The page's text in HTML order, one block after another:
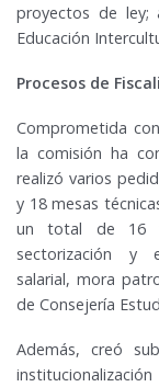
proyectos de
Educación
Procesos de
Comprometida
la comisión ha
realizó varios
y 18 mesas
un total de 16
sectorización y
salarial, mora
de Consejería
Además, creó